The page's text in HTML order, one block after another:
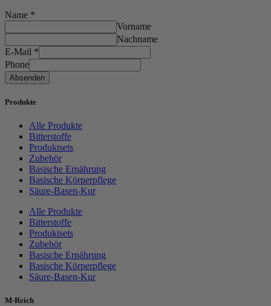
Name *
Vorname
Nachname
E-Mail *
Phone
Absenden
Produkte
Alle Produkte
Bitterstoffe
Produktsets
Zubehör
Basische Ernährung
Basische Körperpflege
Säure-Basen-Kur
Alle Produkte
Bitterstoffe
Produktsets
Zubehör
Basische Ernährung
Basische Körperpflege
Säure-Basen-Kur
M-Reich